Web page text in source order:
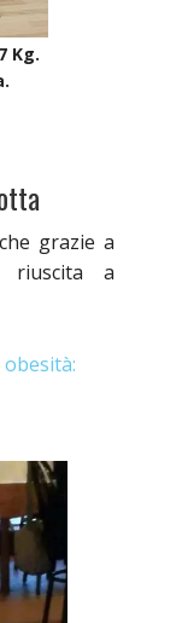
Kg.
grazie a
riuscita a